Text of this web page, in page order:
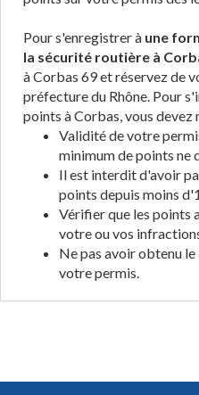
Pour s'enregistrer à une
la sécurité routière à
à Corbas 69 et réservez de
préfecture du Rhône. Pour
points à Corbas, vous devez
Validité de votre
minimum de points ne
Il est interdit d'avoir
points depuis moins
Vérifier que les points
votre ou vos
Ne pas avoir obtenu
votre permis.